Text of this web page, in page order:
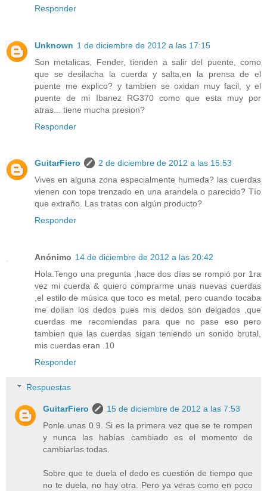
Responder
Unknown 1 de diciembre de 2012 a las 17:15
Son metalicas, Fender, tienden a salir del puente, como
que se desilacha la cuerda y salta,en la prensa de el
puente me explico? y tambien se oxidan muy facil, y el
puente de mi Ibanez RG370 como que esta muy por
atras... tiene mucha presion?
Responder
GuitarFiero
2 de diciembre de 2012 a las 15:53
Vives en alguna zona especialmente humeda? las cuerdas
vienen con tope trenzado en una arandela o parecido? Tío
que extraño. Las tratas con algún producto?
Responder
Anónimo 14 de diciembre de 2012 a las 20:42
Hola.Tengo una pregunta ,hace dos días se rompió por 1ra
vez mi cuerda & quiero comprarme unas nuevas cuerdas
,el estilo de música que toco es metal, pero cuando tocaba
me dolían los dedos pues mis dedos son delgados ,que
cuerdas me recomiendas para que no pase eso pero
tambien que las cuerdas sigan teniendo un sonido brutal,
mis cuerdas eran .10
Responder
Respuestas
GuitarFiero
15 de diciembre de 2012 a las 7:53
Ponle unas 0.9. Si es la primera vez que se te rompen
y nunca las habías cambiado es el momento de
cambiarlas todas.
Sobre que te duela el dedo es cuestión de tiempo que
no te duela, no hay otra. Pero ya veras como en poco